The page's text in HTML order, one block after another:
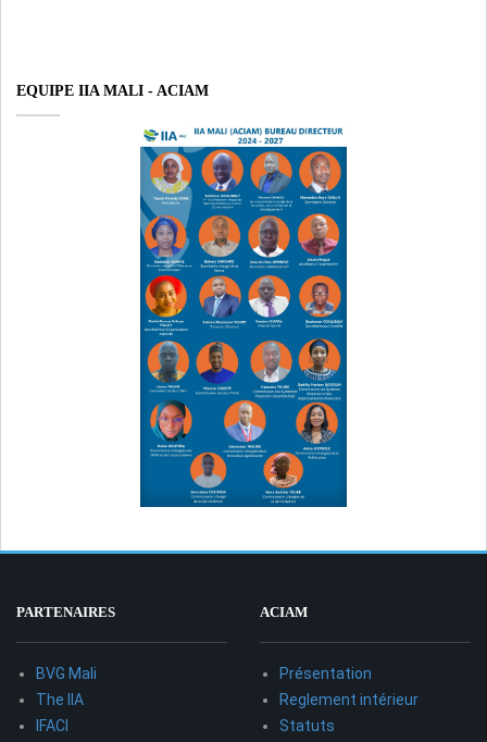
EQUIPE IIA MALI - ACIAM
PARTENAIRES
BVG Mali
The IIA
IFACI
ACIAM
Présentation
Reglement intérieur
Statuts